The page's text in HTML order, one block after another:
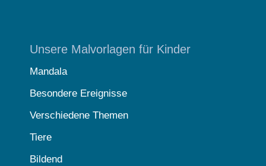
Unsere Malvorlagen für Kinder
Mandala
Besondere Ereignisse
Verschiedene Themen
Tiere
Bildend